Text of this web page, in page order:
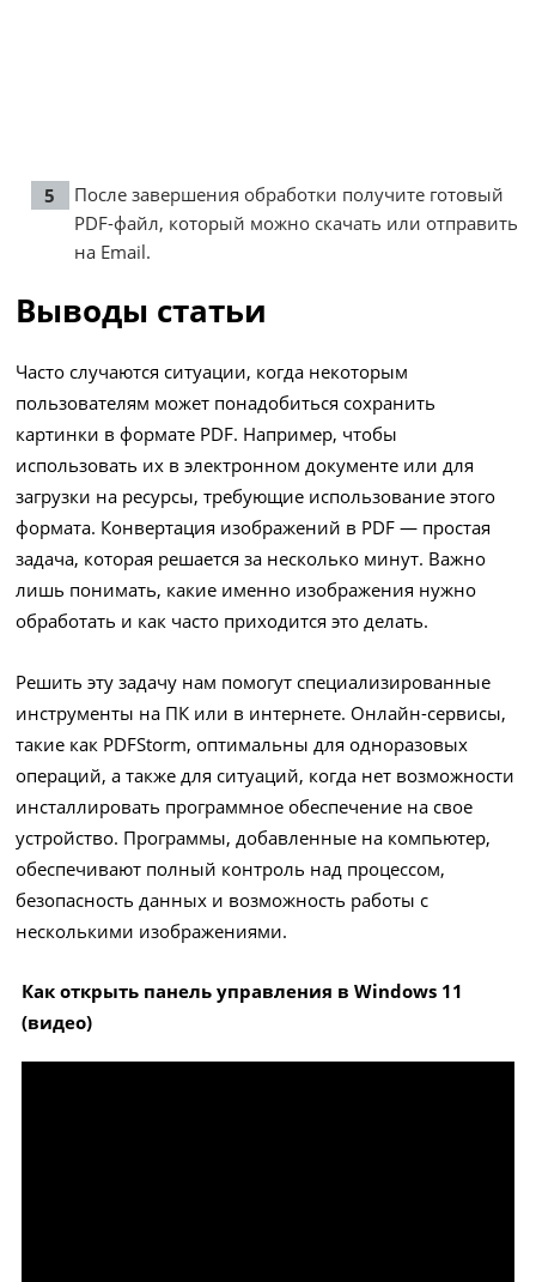
После завершения обработки получите готовый
PDF-файл, который можно скачать или отправить
на Email.
Выводы статьи
Часто случаются ситуации, когда некоторым
пользователям может понадобиться сохранить
картинки в формате PDF. Например, чтобы
использовать их в электронном документе или для
загрузки на ресурсы, требующие использование этого
формата. Конвертация изображений в PDF — простая
задача, которая решается за несколько минут. Важно
лишь понимать, какие именно изображения нужно
обработать и как часто приходится это делать.
Решить эту задачу нам помогут специализированные
инструменты на ПК или в интернете. Онлайн-сервисы,
такие как PDFStorm, оптимальны для одноразовых
операций, а также для ситуаций, когда нет возможности
инсталлировать программное обеспечение на свое
устройство. Программы, добавленные на компьютер,
обеспечивают полный контроль над процессом,
безопасность данных и возможность работы с
несколькими изображениями.
Как открыть панель управления в Windows 11
(видео)